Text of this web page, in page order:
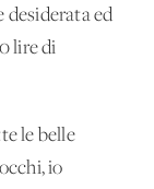
desiderata ed
lire di
le belle
io